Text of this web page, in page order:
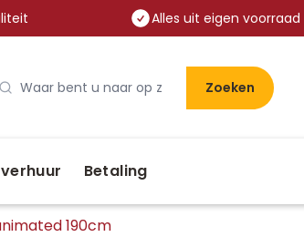
Alles uit eigen voorraad
Zoeken
Betaling
190cm